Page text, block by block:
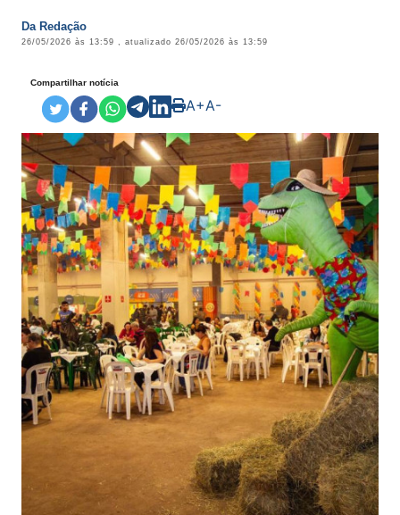
Da Redação
26/05/2026 às 13:59 , atualizado 26/05/2026 às 13:59
Compartilhar notícia
A+A-